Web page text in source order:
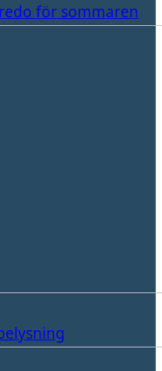
för sommaren